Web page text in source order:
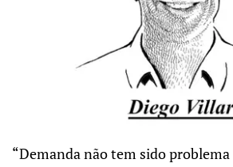
“Demanda não tem sido